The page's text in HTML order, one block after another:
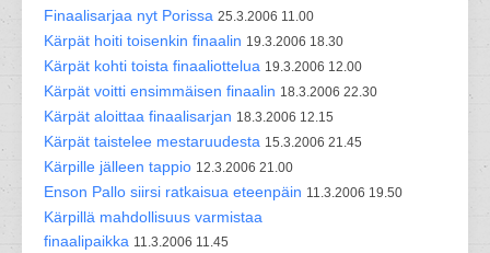
Finaalisarjaa nyt Porissa 25.3.2006 11.00
Kärpät hoiti toisenkin finaalin 19.3.2006 18.30
Kärpät kohti toista finaaliottelua 19.3.2006 12.00
Kärpät voitti ensimmäisen finaalin 18.3.2006 22.30
Kärpät aloittaa finaalisarjan 18.3.2006 12.15
Kärpät taistelee mestaruudesta 15.3.2006 21.45
Kärpille jälleen tappio 12.3.2006 21.00
Enson Pallo siirsi ratkaisua eteenpäin 11.3.2006 19.50
Kärpillä mahdollisuus varmistaa
finaalipaikka 11.3.2006 11.45